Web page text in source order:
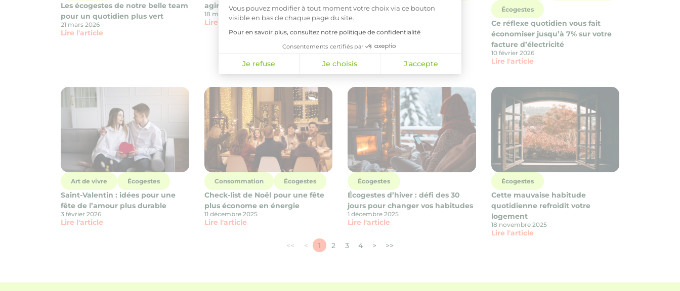
Vous pouvez modifier à tout moment votre choix via ce bouton
visible en bas de chaque page du site.
Pour en savoir plus, consultez notre politique de confidentialité
Consentements certifiés par
Je refuse Je choisis J'accepte
Les écogestes de notre belle team
pour un quotidien plus vert
21 mars 2026
Lire l'article
agir à son échelle pour la planète
18 mars 2026
Lire l'article
Écogestes
Voici comment cuisiner pour
réduire votre consommation
d’électricité cet hiver
Lire l'article
Écogestes
Ce réflexe quotidien vous fait
économiser jusqu’à 7% sur votre
facture d’électricité
10 février 2026
Lire l'article
Art de vivre Écogestes
Saint-Valentin : idées pour une
fête de l’amour plus durable
3 février 2026
Lire l'article
Consommation Écogestes
Check-list de Noël pour une fête
plus économe en énergie
11 décembre 2025
Lire l'article
Écogestes
Écogestes d’hiver : défi des 30
jours pour changer vos habitudes
1 décembre 2025
Lire l'article
Écogestes
Cette mauvaise habitude
quotidienne refroidit votre
logement
18 novembre 2025
Lire l'article
1ère page
<< Page précédente
< 1 2 3 4 Page suivante
> Dernière page
>>